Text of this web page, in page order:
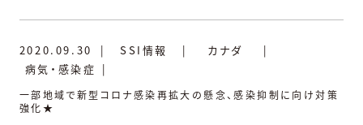
2020.09.30 | SSI情報 | カナダ
|
病気・感染症 |
一部地域で新型コロナ感染再拡大の懸念、感染抑制に向け対策
強化★